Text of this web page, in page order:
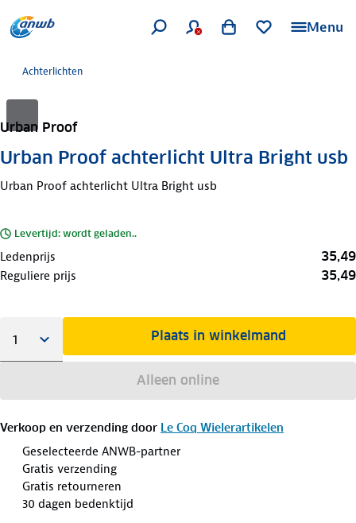
Menu
Achterlichten
Urban Proof
Urban Proof achterlicht Ultra Bright usb
Urban Proof achterlicht Ultra Bright usb
Levertijd: wordt geladen..
Ledenprijs 35,49
Reguliere prijs 35,49
Plaats in winkelmand
Alleen online
Verkoop en verzending door Le Coq Wielerartikelen
Geselecteerde ANWB-partner
Gratis verzending
Gratis retourneren
30 dagen bedenktijd